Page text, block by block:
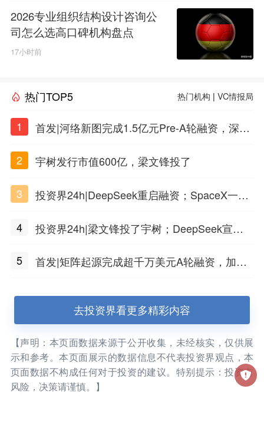
2026专业组织结构设计咨询公
司怎么选高口碑机构盘点
17小时前
热门TOP5 热门机构 |VC情报局
1
首发|河络新图完成1.5亿元Pre-A轮融资，深耕i
2
宇树发行市值600亿，梁文锋投了
3
投资界24h|DeepSeek重启融资；SpaceX一夜
4
投资界24h|梁文锋投了宇树；DeepSeek宣布
5
首发|矩阵起源完成超千万美元A轮融资，加速
去投资界看更多精彩内容
【声明：本页面数据来源于公开收集，未经核实，仅供展
示和参考。本页面展示的数据信息不代表投资界观点，本
页面数据不构成任何对于投资的建议。特别提示：投资有
风险，决策请谨慎。】